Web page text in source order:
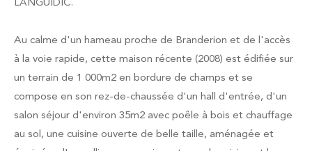
Au calme d'un hameau proche de Branderion et de l'accès
à la voie rapide, cette maison récente (2008) est édifiée sur
un terrain de 1 000m2 en bordure de champs et se
compose en son rez-de-chaussée d'un hall d'entrée, d'un
salon séjour d'environ 35m2 avec poêle à bois et chauffage
au sol, une cuisine ouverte de belle taille, aménagée et